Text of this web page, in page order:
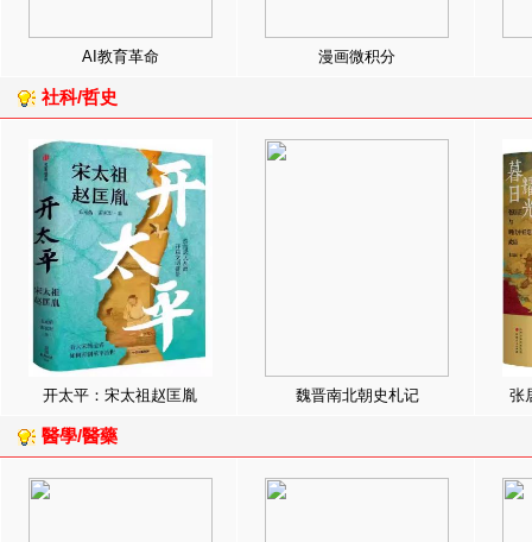
AI教育革命 漫画微积分
社科/哲史
开太平：宋太祖赵匡胤 魏晋南北朝史札记 张
醫學/醫藥